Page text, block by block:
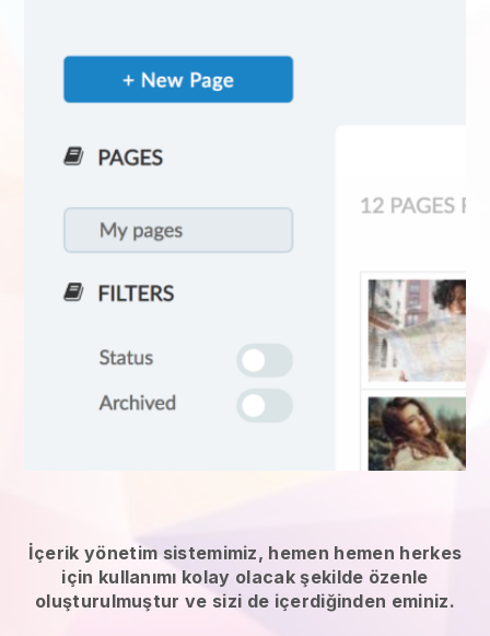
İçerik yönetim sistemimiz, hemen hemen herkes
için kullanımı kolay olacak şekilde özenle
oluşturulmuştur ve sizi de içerdiğinden eminiz.